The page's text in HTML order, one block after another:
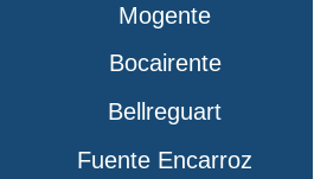
Mogente
Bocairente
Bellreguart
Fuente Encarroz